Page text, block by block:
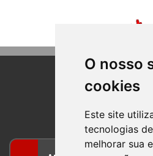
O nosso
cookies
Este site
tecnologias
melhorar sua
BOM
RIO GRANDE